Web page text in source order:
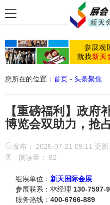
您所在的位置： 首页 - 头条聚焦
【重磅福利】政府
博览会双助力，抢
发布： 2025-07-21 09:11 更
天
阅读量： 82
组展单位： 新天国际会展
参展联系：林经理 130-7597-
服务热线：400-6766-889